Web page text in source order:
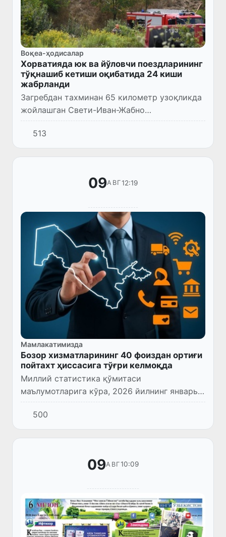
Воқеа-ҳодисалар
Хорватияда юк ва йўловчи поездларининг
тўқнашиб кетиши оқибатида 24 киши
жабрланди
Загребдан тахминан 65 километр узоқликда
жойлашган Свети-Иван-Жабно
муниципалитетида йўловчи ва юк поездлари
тўқнашиб кетган.
513
09АВГ12:19
Мамлакатимизда
Бозор хизматларининг 40 фоиздан ортиғи
пойтахт ҳиссасига тўғри келмоқда
Миллий статистика қўмитаси
маълумотларига кўра, 2026 йилнинг январь–
июнь ойларида Ўзбекистонда кўрсатилган
бозор хизматлари ҳажми 664,9 трлн сўмни
ташкил этди.
500
09АВГ10:09